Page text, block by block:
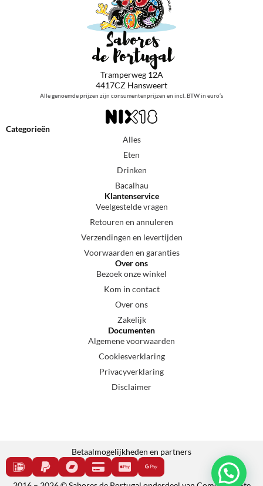
Tramperweg 12A
4417CZ Hansweert
Alle genoemde prijzen zijn consumentenprijzen en incl. BTW in euro’s
Categorieën
Alles
Eten
Drinken
Bacalhau
Klantenservice
Veelgestelde vragen
Retouren en annuleren
Verzendingen en levertijden
Voorwaarden en garanties
Over ons
Bezoek onze winkel
Kom in contact
Over ons
Zakelijk
Documenten
Algemene voorwaarden
Cookiesverklaring
Privacyverklaring
Disclaimer
Betaalmogelijkheden en partners